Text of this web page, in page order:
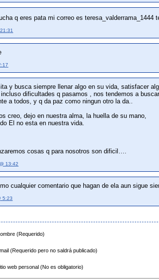
q eres pata mi correo es teresa_valderrama_1444
y busca siempre llenar algo en su vida, satisfacer
dificultades q pasamos , nos tendemos a
a todos, y q da paz como ningun otro la da..
creo, dejo en nuestra alma, la huella de su mano,
El no esta en nuestra vida.
cosas q para nosotros son dificil….
13:42
cualquier comentario que hagan de ela aun sigue
5:23
(Requerido)
(Requerido pero no saldrá publicado)
web personal (No es obligatorio)